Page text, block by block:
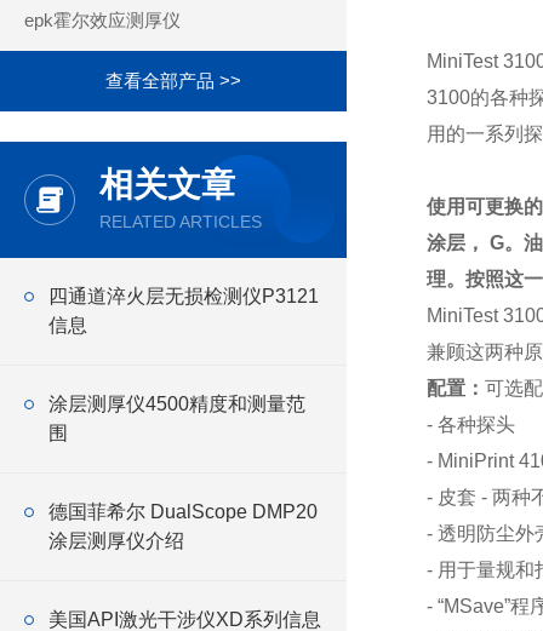
epk霍尔效应测厚仪
查看全部产品 >>
相关文章
RELATED ARTICLES
四通道淬火层无损检测仪P3121
信息
涂层测厚仪4500精度和测量范
围
德国菲希尔 DualScope DMP20
涂层测厚仪介绍
美国API激光干涉仪XD系列信息
MiniTest
3100的各种
用的一系列
使用可更换
涂层， G。
理。按照这
MiniTest
兼顾这两种
配置： 可选
- 各种探头
- MiniPrint
- 皮套 - 两种
- 透明防尘外
- 用于量规和
- “MSave”